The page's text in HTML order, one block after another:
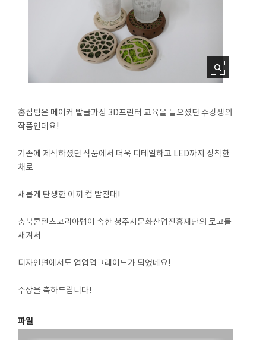
홈집팀은 메이커 발굴과정 3D프린터 교육을 들으셨던 수강생의
작품인데요!
기존에 제작하셨던 작품에서 더욱 디테일하고 LED까지 장착한
채로
새롭게 탄생한 이끼 컵 받침대!
충북콘텐츠코리아랩이 속한 청주시문화산업진흥재단의 로고를
새겨서
디자인면에서도 업업업그레이드가 되었네요!
수상을 축하드립니다!
파일